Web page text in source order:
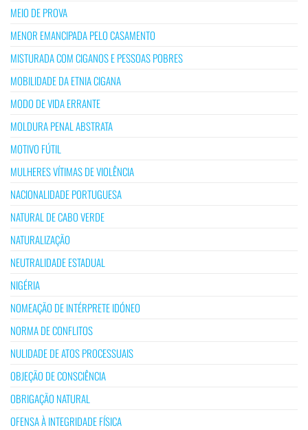
MEIO DE PROVA
MENOR EMANCIPADA PELO CASAMENTO
MISTURADA COM CIGANOS E PESSOAS POBRES
MOBILIDADE DA ETNIA CIGANA
MODO DE VIDA ERRANTE
MOLDURA PENAL ABSTRATA
MOTIVO FÚTIL
MULHERES VÍTIMAS DE VIOLÊNCIA
NACIONALIDADE PORTUGUESA
NATURAL DE CABO VERDE
NATURALIZAÇÃO
NEUTRALIDADE ESTADUAL
NIGÉRIA
NOMEAÇÃO DE INTÉRPRETE IDÓNEO
NORMA DE CONFLITOS
NULIDADE DE ATOS PROCESSUAIS
OBJEÇÃO DE CONSCIÊNCIA
OBRIGAÇÃO NATURAL
OFENSA À INTEGRIDADE FÍSICA